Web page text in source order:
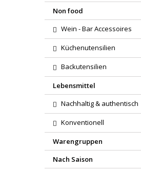
Non food
Wein - Bar Accessoires
Küchenutensilien
Backutensilien
Lebensmittel
Nachhaltig & authentisch
Konventionell
Warengruppen
Nach Saison